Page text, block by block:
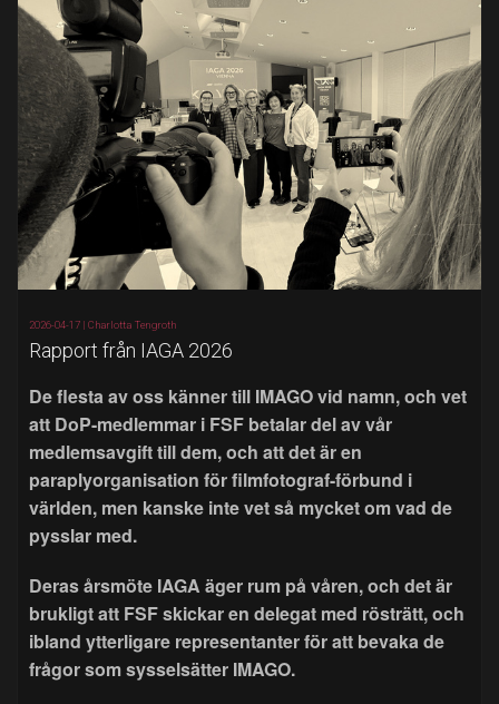
2026-04-17 | Charlotta Tengroth
Rapport från IAGA 2026
De flesta av oss känner till IMAGO vid namn, och vet
att DoP-medlemmar i FSF betalar del av vår
medlemsavgift till dem, och att det är en
paraplyorganisation för filmfotograf-förbund i
världen, men kanske inte vet så mycket om vad de
pysslar med.
Deras årsmöte IAGA äger rum på våren, och det är
brukligt att FSF skickar en delegat med rösträtt, och
ibland ytterligare representanter för att bevaka de
frågor som sysselsätter IMAGO.